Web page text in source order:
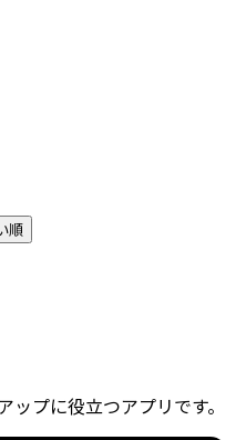
順
プに役立つアプリです。